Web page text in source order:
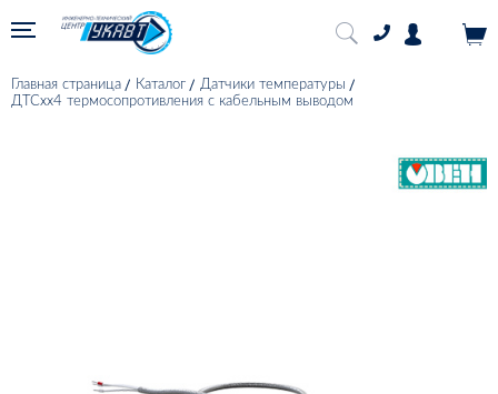
Главная страница Каталог
Датчики температуры
ДТСхх4 термосопротивления с кабельным выводом